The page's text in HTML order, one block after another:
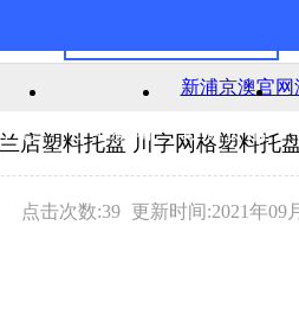
心 公司新闻 最新资讯
新浦京澳官网
店塑料托盘 川字网格塑料托
点击次数:39 更新时间:2021年09